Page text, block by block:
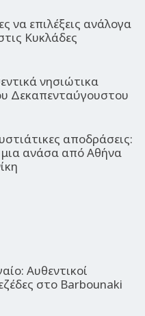
να επιλέξεις ανάλογα
Κυκλάδες
νησιώτικα
Δεκαπενταύγουστου
αποδράσεις:
μια ανάσα από Αθήνα
Αυθεντικοί
στο Barbounaki